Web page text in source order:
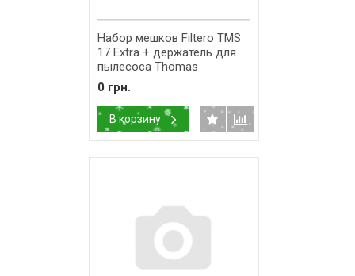
Набор мешков Filtero TMS
17 Extra + держатель для
пылесоса Thomas
0 грн.
В корзину